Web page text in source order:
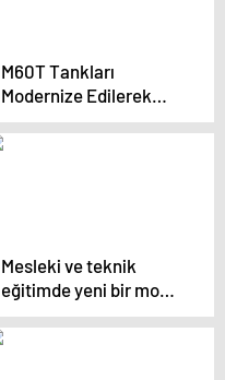
M60T Tankları
Modernize Edilerek
Kara Kuvvetleri’ne
Teslim Edildi
Mesleki ve teknik
eğitimde yeni bir model
hazırlığı yapılıyor